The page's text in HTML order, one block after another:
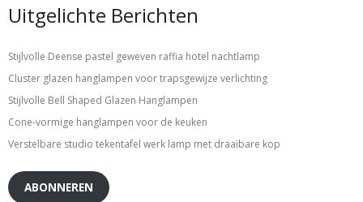
Uitgelichte Berichten
Stijlvolle Deense pastel geweven raffia hotel nachtlamp
Cluster glazen hanglampen voor trapsgewijze verlichting
Stijlvolle Bell Shaped Glazen Hanglampen
Cone-vormige hanglampen voor de keuken
Verstelbare studio tekentafel werk lamp met draaibare kop
ABONNEREN